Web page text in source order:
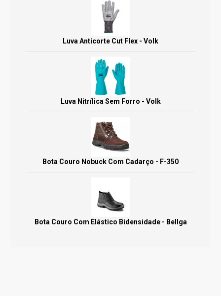
Luva Anticorte Cut Flex - Volk
Luva Nitrílica Sem Forro - Volk
Bota Couro Nobuck Com Cadarço - F-350
Bota Couro Com Elástico Bidensidade - Bellga